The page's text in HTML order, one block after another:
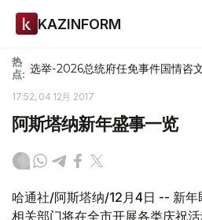
KAZINFORM
热
点: 选举-2026总统府任免事件国情咨
17:52, 04 12月 2017
阿斯塔纳新年盛事一览
哈通社/阿斯塔纳/12月4日 -- 新年
相关部门将在全市开展各类庆祝活